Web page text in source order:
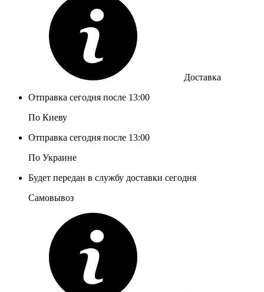
Доставка
Отправка сегодня после 13:00
По Киеву
Отправка сегодня после 13:00
По Украине
Будет передан в службу доставки сегодня
Самовывоз